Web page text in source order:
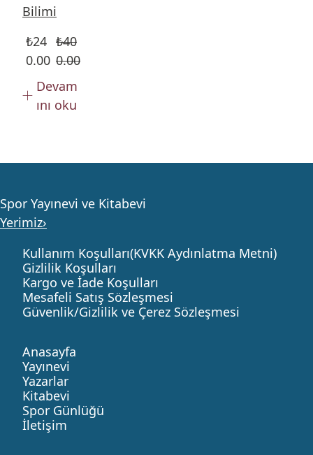
Bilimi
₺40
0.00
₺24
0.00
Devam
ını oku
Spor Yayınevi ve Kitabevi
Yerimiz›
Kullanım Koşulları(KVKK Aydınlatma Metni)
Gizlilik Koşulları
Kargo ve İade Koşulları
Mesafeli Satış Sözleşmesi
Güvenlik/Gizlilik ve Çerez Sözleşmesi
Anasayfa
Yayınevi
Yazarlar
Kitabevi
Spor Günlüğü
İletişim